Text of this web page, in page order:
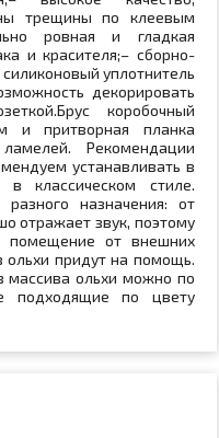
трещины по клеевым
ровная и гладкая
и красителя;– сборно-
уплотнитель
декорировать
коробочный
и притворная планка
Рекомендации
устанавливать в
классическом стиле.
назначения: от
отражает звук, поэтому
помещение от внешних
придут на помощь.
массива ольхи можно по
подходящие по цвету